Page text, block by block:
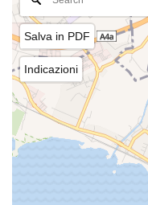
Salva in PDF
Indicazioni